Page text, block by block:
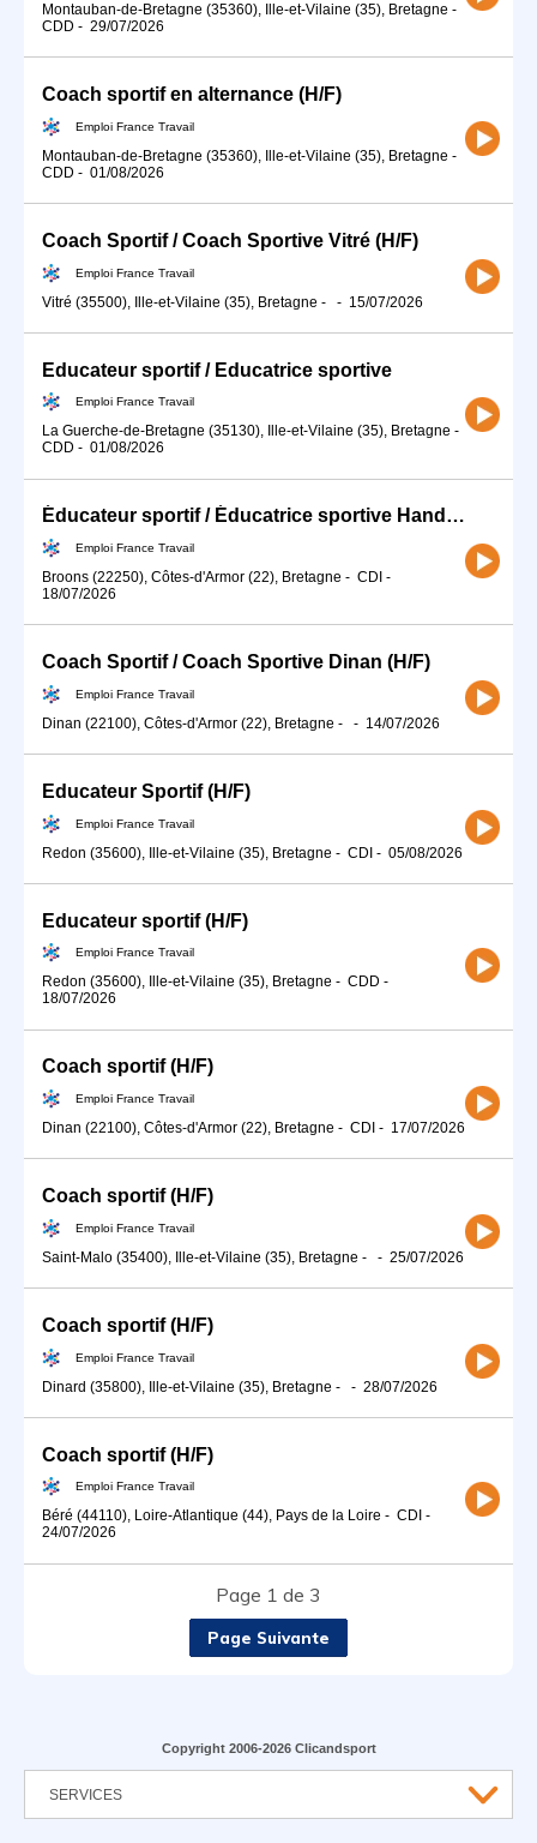
Montauban-de-Bretagne (35360), Ille-et-Vilaine (35), Bretagne -
CDD - 29/07/2026
Coach sportif en alternance (H/F)
Emploi France Travail
Montauban-de-Bretagne (35360), Ille-et-Vilaine (35), Bretagne -
CDD - 01/08/2026
Coach Sportif / Coach Sportive Vitré (H/F)
Emploi France Travail
Vitré (35500), Ille-et-Vilaine (35), Bretagne - - 15/07/2026
Educateur sportif / Educatrice sportive
Emploi France Travail
La Guerche-de-Bretagne (35130), Ille-et-Vilaine (35), Bretagne -
CDD - 01/08/2026
Éducateur sportif / Éducatrice sportive Handball (H/F)
Emploi France Travail
Broons (22250), Côtes-d'Armor (22), Bretagne - CDI -
18/07/2026
Coach Sportif / Coach Sportive Dinan (H/F)
Emploi France Travail
Dinan (22100), Côtes-d'Armor (22), Bretagne - - 14/07/2026
Educateur Sportif (H/F)
Emploi France Travail
Redon (35600), Ille-et-Vilaine (35), Bretagne - CDI - 05/08/2026
Educateur sportif (H/F)
Emploi France Travail
Redon (35600), Ille-et-Vilaine (35), Bretagne - CDD -
18/07/2026
Coach sportif (H/F)
Emploi France Travail
Dinan (22100), Côtes-d'Armor (22), Bretagne - CDI - 17/07/2026
Coach sportif (H/F)
Emploi France Travail
Saint-Malo (35400), Ille-et-Vilaine (35), Bretagne - - 25/07/2026
Coach sportif (H/F)
Emploi France Travail
Dinard (35800), Ille-et-Vilaine (35), Bretagne - - 28/07/2026
Coach sportif (H/F)
Emploi France Travail
Béré (44110), Loire-Atlantique (44), Pays de la Loire - CDI -
24/07/2026
Page 1 de 3
Page Suivante
Copyright 2006-2026 Clicandsport
SERVICES